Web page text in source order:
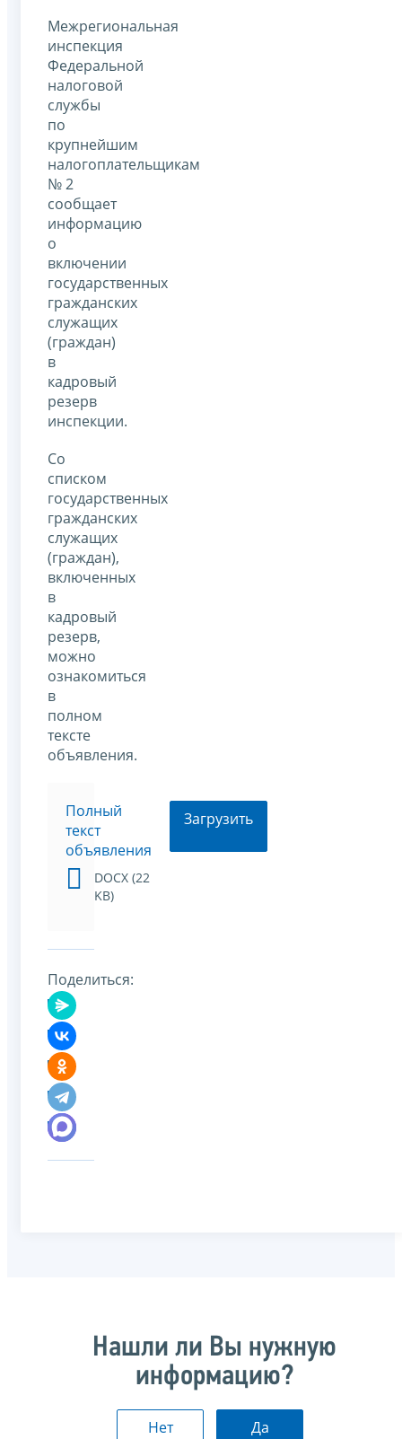
Межрегиональная
инспекция
Федеральной
налоговой
службы
по
крупнейшим
налогоплательщикам
№ 2
сообщает
информацию
о
включении
государственных
гражданских
служащих
(граждан)
в
кадровый
резерв
инспекции.
Со
списком
государственных
гражданских
служащих
(граждан),
включенных
в
кадровый
резерв,
можно
ознакомиться
в
полном
тексте
объявления.
Полный
текст
объявления
DOCX (22
KB)
Загрузить
Поделиться:
Нашли ли Вы нужную
информацию?
Нет Да